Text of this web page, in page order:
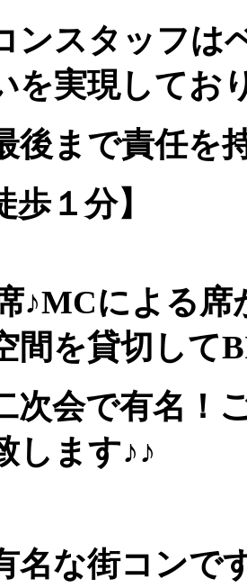
ンスタッフは
を実現してお
後まで責任を
歩１分】
♪MCによる
間を貸切して
次会で有名！
します♪♪
名な街コンで